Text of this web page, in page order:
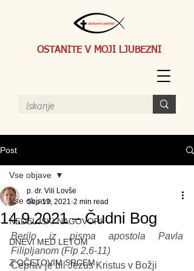
OSTANITE V MOJI LJUBEZNI
Post
Vse objave
NEDELJSKI NAGOVORI
DNEVI MED LETOM
Z OČETOVIM SRCEM
Vse objave
14.9.2021 – Čudni Bog
p. dr. Vili Lovše
Sep 13, 2021 2 min read
Berilo iz pisma apostola Pavla
Filipljanom (Flp 2,6-11)
Čeprav je bil Jezus Kristus v Božji